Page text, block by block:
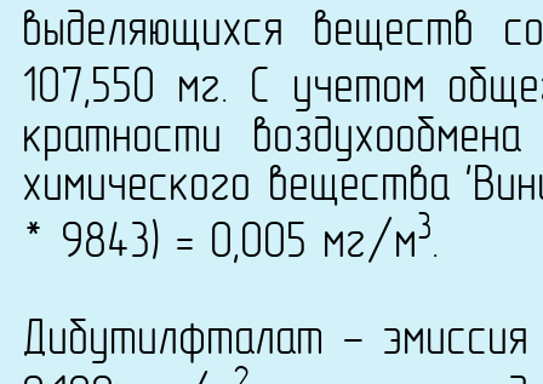
выделяющихся веществ
107,550 мг. С учетом
кратности
химического вещества
* 9843) = 0,005 мг/м3.
Дибутилфталат - эмиссия